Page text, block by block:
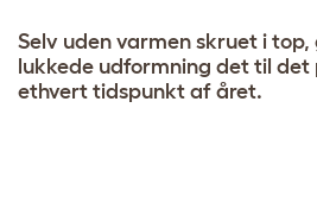
Selv uden varmen skruet i top,
lukkede udformning det til
ethvert tidspunkt af året.